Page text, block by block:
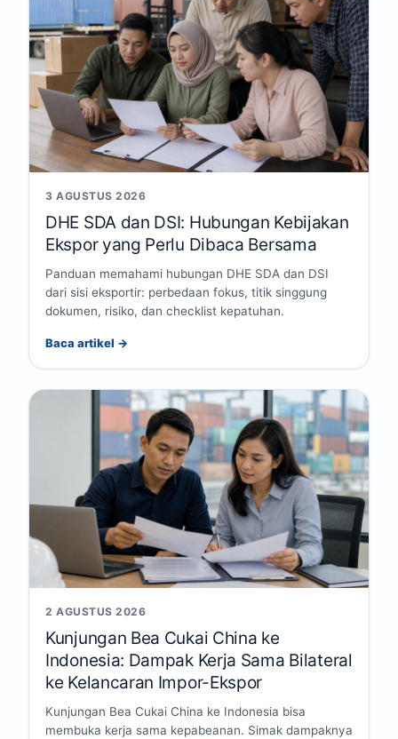
3 AGUSTUS 2026
DHE SDA dan DSI: Hubungan Kebijakan
Ekspor yang Perlu Dibaca Bersama
Panduan memahami hubungan DHE SDA dan DSI
dari sisi eksportir: perbedaan fokus, titik singgung
dokumen, risiko, dan checklist kepatuhan.
Baca artikel →
2 AGUSTUS 2026
Kunjungan Bea Cukai China ke
Indonesia: Dampak Kerja Sama Bilateral
ke Kelancaran Impor-Ekspor
Kunjungan Bea Cukai China ke Indonesia bisa
membuka kerja sama kepabeanan. Simak dampaknya